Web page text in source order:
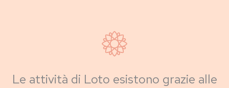
Le attività di Loto esistono grazie alle